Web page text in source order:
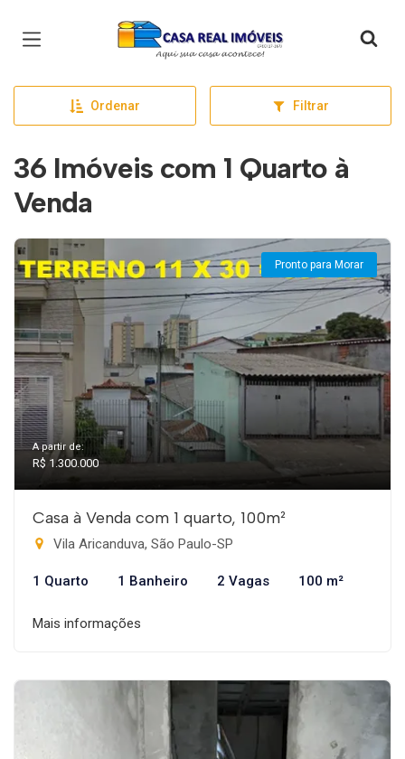
Página inicial
Ordenar Filtrar
36 Imóveis com 1 Quarto à
Venda
Pronto para Morar
A partir de:
R$ 1.300.000
Casa à Venda com 1 quarto, 100m²
Vila Aricanduva, São Paulo-SP
1 Quarto 1 Banheiro 2 Vagas 100 m²
Mais informações